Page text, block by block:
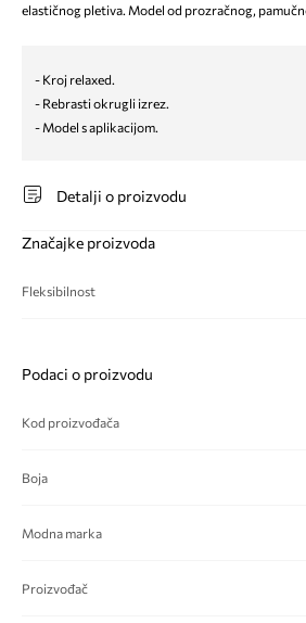
elastičnog pletiva. Model od prozračnog,
- Kroj relaxed.
- Rebrasti okrugli izrez.
- Model s aplikacijom.
Detalji o proizvodu
Značajke proizvoda
Fleksibilnost
Podaci o proizvodu
Kod proizvođača
Boja
Modna marka
Proizvođač